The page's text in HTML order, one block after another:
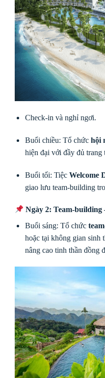
Check-in và nghỉ ngơi.
Buổi chiều: Tổ chức hội
hiện đại với đầy đủ trang
Buổi tối: Tiệc Welcome
giao lưu team-building
Ngày 2: Team-building
Buổi sáng: Tổ chức
hoặc tại không gian sinh
nâng cao tinh thần đồng